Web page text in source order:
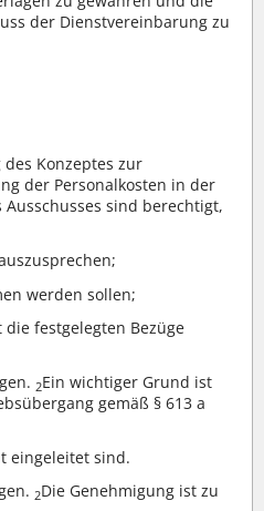
der Dienstvereinbarung zu
Konzeptes zur
der Personalkosten in der
sind berechtigt,
werden sollen;
festgelegten Bezüge
2Ein wichtiger Grund ist
gemäß § 613 a
eingeleitet sind.
2Die Genehmigung ist zu